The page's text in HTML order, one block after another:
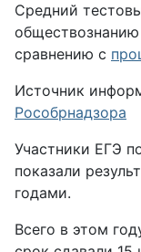
Средний
сравнению с
Источник
Рособрнадзора
Участники ЕГЭ
показали
годами.
Всего в этом